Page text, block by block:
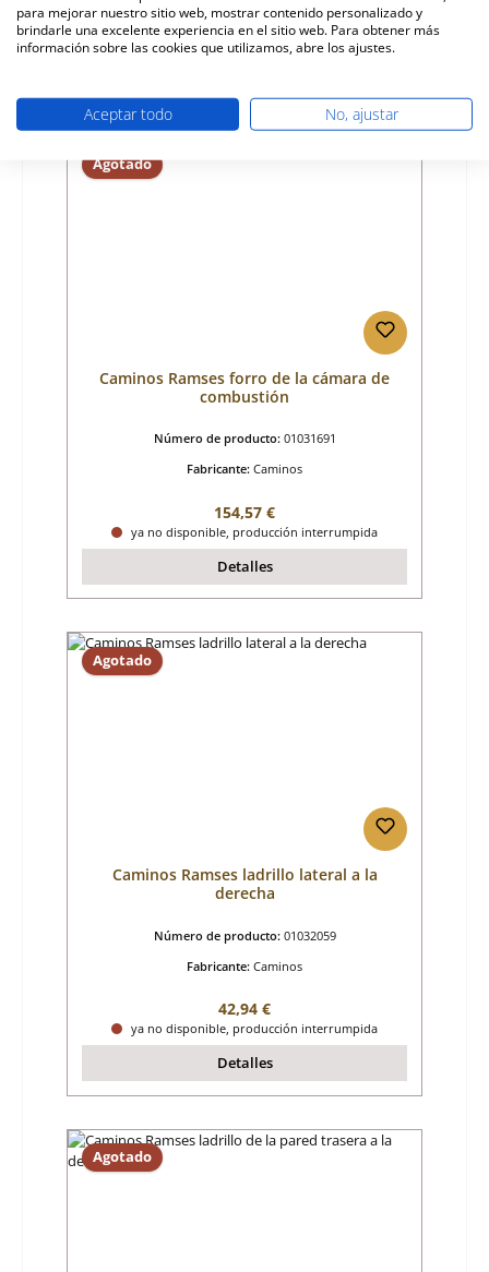
Precio normal:
47,93 €
ya no disponible, producción interrumpida
Agotado
Caminos Ramses forro de la cámara de
combustión
Número de producto: 01031691
Fabricante: Caminos
Precio normal:
154,57 €
ya no disponible, producción interrumpida
Detalles
Agotado
Caminos Ramses ladrillo lateral a la
derecha
Número de producto: 01032059
Fabricante: Caminos
Precio normal:
42,94 €
ya no disponible, producción interrumpida
Detalles
Agotado
para mejorar nuestro sitio web, mostrar contenido personalizado y
brindarle una excelente experiencia en el sitio web. Para obtener más
información sobre las cookies que utilizamos, abre los ajustes.
Aceptar todo No, ajustar